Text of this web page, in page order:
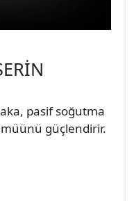
pasif soğutma
güçlendirir.